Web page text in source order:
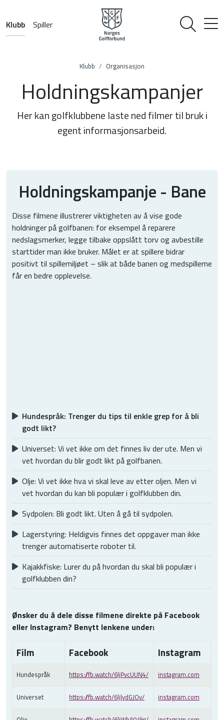
Klubb Spiller
Klubb Organisasjon
Holdningskampanjer
Her kan golfklubbene laste ned filmer til bruk i
egent informasjonsarbeid.
Holdningskampanje - Bane
Disse filmene illustrerer viktigheten av å vise gode
holdninger på golfbanen: for eksempel å reparere
nedslagsmerker, legge tilbake oppslått torv og avbestille
starttider man ikke bruker. Målet er at spillere bidrar
positivt til spillemiljøet – slik at både banen og medspillerne
får en bedre opplevelse.
Hundespråk: Trenger du tips til enkle grep for å bli
godt likt?
Universet: Vi vet ikke om det finnes liv der ute. Men vi
vet hvordan du blir godt likt på golfbanen.
Olje: Vi vet ikke hva vi skal leve av etter oljen. Men vi
vet hvordan du kan bli populær i golfklubben din.
Sydpolen: Bli godt likt. Uten å gå til sydpolen.
Lagerstyring: Heldigvis finnes det oppgaver man ikke
trenger automatiserte roboter til.
Kajakkfiske: Lurer du på hvordan du skal bli populær i
golfklubben din?
Ønsker du å dele disse filmene direkte på Facebook
eller Instagram? Benytt lenkene under:
Film Facebook Instagram
Hundespråk https://fb.watch/6ljPvcUUN4/ instagram.com
Universet https://fb.watch/6ljlydGJOv/ instagram.com